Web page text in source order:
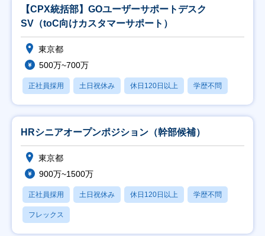
【CPX統括部】GOユーザーサポートデスク
SV（toC向けカスタマーサポート）
東京都
500万~700万
正社員採用 土日祝休み 休日120日以上 学歴不問
HRシニアオープンポジション（幹部候補）
東京都
900万~1500万
正社員採用 土日祝休み 休日120日以上 学歴不問
フレックス